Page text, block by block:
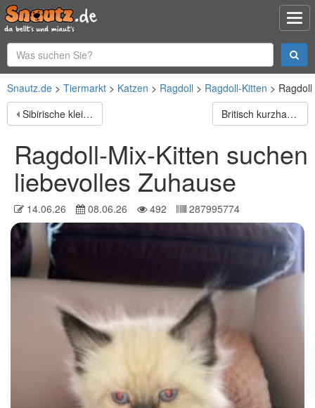
Snautz.de Tiermarkt Katzen Ragdoll Ragdoll-Kitten
Sibirische kleine Schmustiger
Britisch kurzhaar kitten
Ragdoll-Mix-Kitten suchen
liebevolles Zuhause
14.06.26 08.06.26 492 287995774